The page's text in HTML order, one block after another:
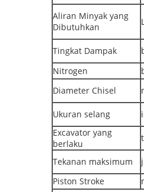
Aliran Minyak yang
Dibutuhkan
Tingkat Dampak
Nitrogen
Diameter Chisel
Ukuran selang
Excavator yang
berlaku
Tekanan maksimum j
Piston Stroke